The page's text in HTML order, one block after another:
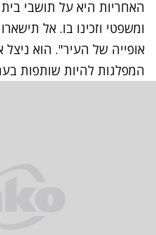
האחריות היא על תושבי
ומשפטי וזכינו בו. אל
אופייה של העיר". הוא
המפלגות להיות שותפות